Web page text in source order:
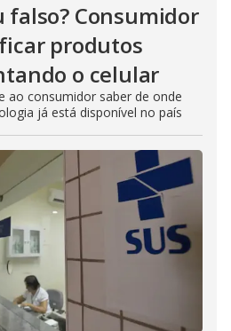
falso? Consumidor
produtos
o celular
ao consumidor saber de onde
já está disponível no país